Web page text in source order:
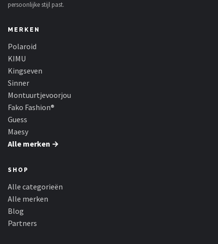
Fako Sunglasses®
Zonnebril Dames
persoonlijke stijl past.
MERKEN
Polaroid
KIMU
Kingseven
Sinner
Montuurtjevoorjou
Fako Fashion®
Guess
Maesy
Alle merken →
SHOP
Alle categorieën
Alle merken
Blog
Partners